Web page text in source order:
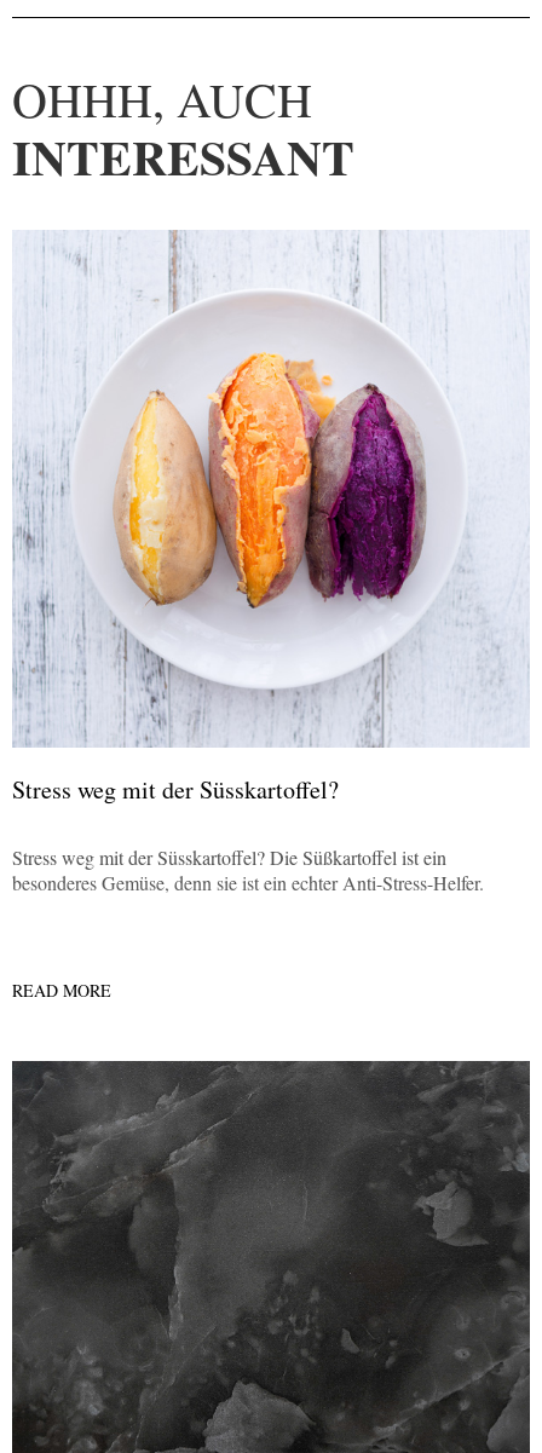
OHHH, AUCH
INTERESSANT
Stress weg mit der Süsskartoffel?
Stress weg mit der Süsskartoffel? Die Süßkartoffel ist ein
besonderes Gemüse, denn sie ist ein echter Anti-Stress-Helfer.
READ MORE